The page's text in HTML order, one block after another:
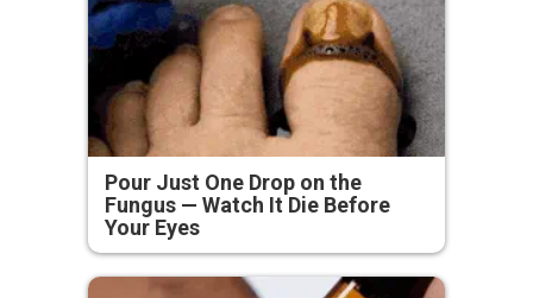
Pour Just One Drop on the
Fungus — Watch It Die Before
Your Eyes